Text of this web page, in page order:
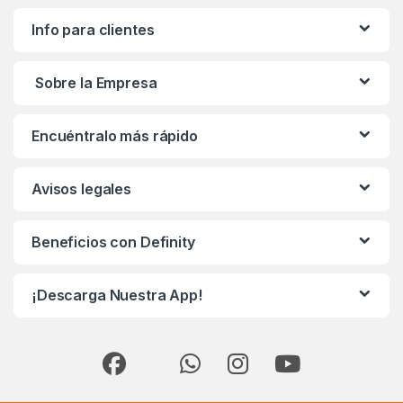
Info para clientes
Sobre la Empresa
Encuéntralo más rápido
Avisos legales
Beneficios con Definity
¡Descarga Nuestra App!